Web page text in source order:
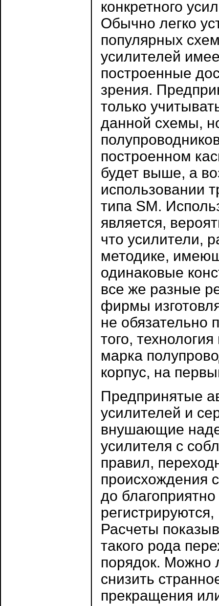
конкретного
Обычно легко
популярных
усилителей
построенные
зрения.
только
данной схемы,
построенном
будет выше, а
использовании
типа SM.
является,
что усилители,
методике,
одинаковые
все же разные
фирмы
не обязательно
того,
марка
корпус, на
Предпринятые
усилителей и
внушающие
усилителя с
правил,
происхождения
до
Расчеты
такого рода
порядок. Можно
снизить
прекращения